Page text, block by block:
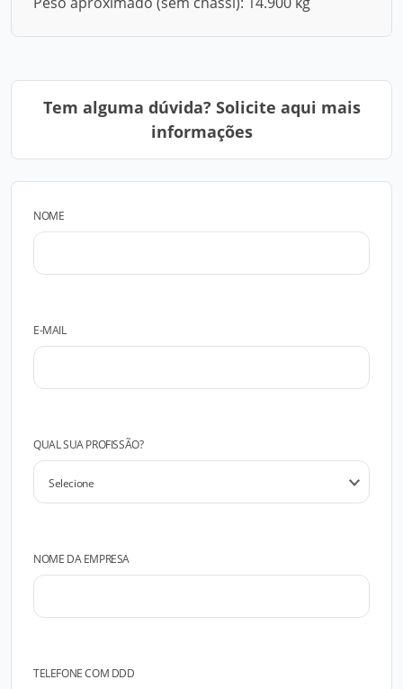
Tem alguma dúvida? Solicite aqui mais
informações
NOME
E-MAIL
QUAL SUA PROFISSÃO?
NOME DA EMPRESA
TELEFONE COM DDD